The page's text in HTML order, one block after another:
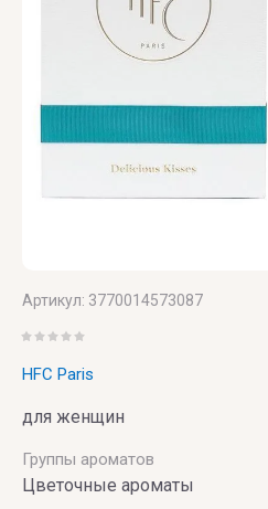
Артикул: 3770014573087
HFC Paris
для женщин
Группы ароматов
Цветочные ароматы
PARFUMERIE
Camuto